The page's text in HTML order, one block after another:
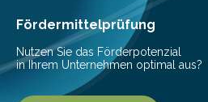
Fördermittelprüfung
Nutzen Sie das Förderpotenzial
in Ihrem Unternehmen optimal aus?